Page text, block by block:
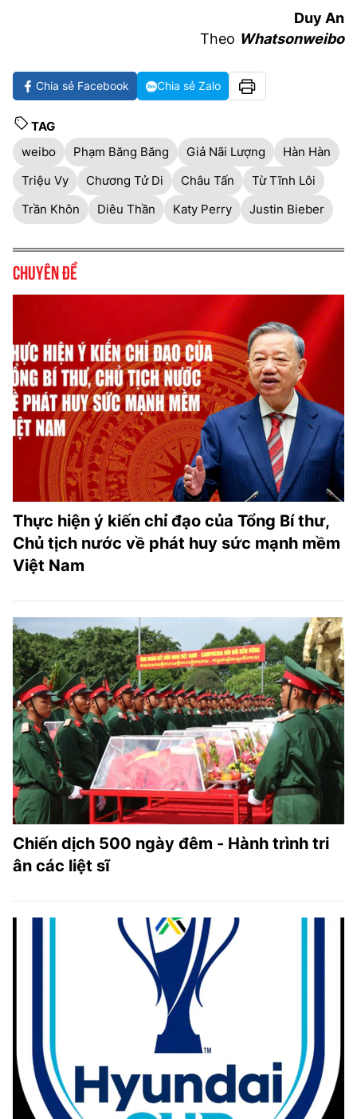
Duy An
Theo Whatsonweibo
Chia sẻ Facebook Chia sẻ Zalo
TAG
weibo
Phạm Băng Băng Giả Nãi Lượng
Hàn Hàn
Triệu Vy
Chương Tử Di Châu Tấn
Từ Tĩnh Lôi
Trần Khôn
Diêu Thần Katy Perry Justin Bieber
Chuyên đề
Thực hiện ý kiến chỉ đạo của Tổng Bí thư,
Chủ tịch nước về phát huy sức mạnh mềm
Việt Nam
Chiến dịch 500 ngày đêm - Hành trình tri
ân các liệt sĩ